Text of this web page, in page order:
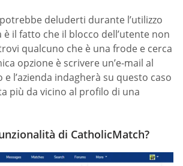
potrebbe deluderti durante l’utilizzo
il fatto che il blocco dell’utente non
qualcuno che è una frode e cerca
opzione è scrivere un’e-mail al
l’azienda indagherà su questo caso
più da vicino al profilo di una
di CatholicMatch?